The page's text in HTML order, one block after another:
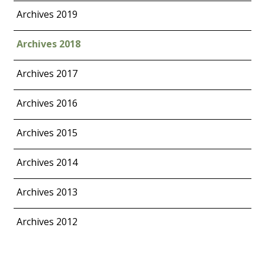
Archives 2019
Archives 2018
Archives 2017
Archives 2016
Archives 2015
Archives 2014
Archives 2013
Archives 2012